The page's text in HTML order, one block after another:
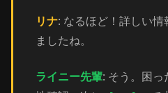
リナ: なるほど！詳しい
ましたね。
ライニー先輩: そう。困っ